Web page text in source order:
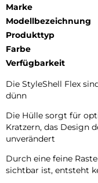
Marke
Modellbezeichnung
Produkttyp
Farbe
Verfügbarkeit
Die StyleShell Flex
dünn
Die Hülle sorgt für
Kratzern, das Design
unverändert
Durch eine feine
sichtbar ist, entsteht